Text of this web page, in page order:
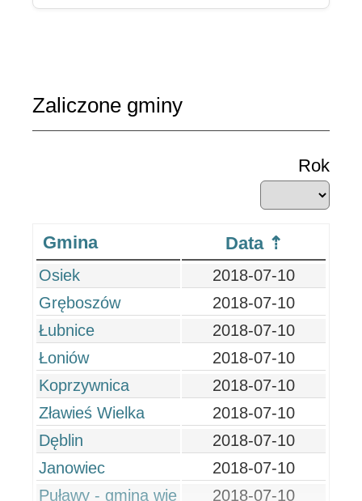
Zaliczone gminy
Rok
Gmina Data
Osiek
2018-07-10
Gręboszów
2018-07-10
Łubnice
2018-07-10
Łoniów
2018-07-10
Koprzywnica
2018-07-10
Zławieś Wielka
2018-07-10
Dęblin
2018-07-10
Janowiec
2018-07-10
Puławy - gmina wie
2018-07-10